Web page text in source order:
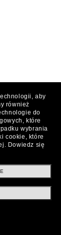
aby
również
do
które
wybrania
cookie, które
Dowiedz się